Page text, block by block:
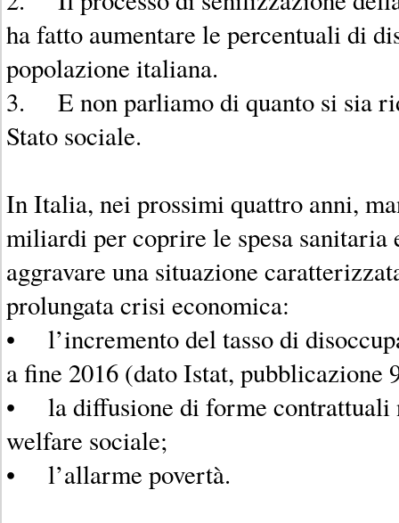
ha fatto aumentare le percentuali di
popolazione italiana.
3. E non parliamo di quanto si sia
Stato sociale.
In Italia, nei prossimi quattro anni,
miliardi per coprire le spesa
aggravare una situazione
prolungata crisi economica:
• l’incremento del tasso di
a fine 2016 (dato Istat, pubblicazione
• la diffusione di forme contrattuali
welfare sociale;
• l’allarme povertà.